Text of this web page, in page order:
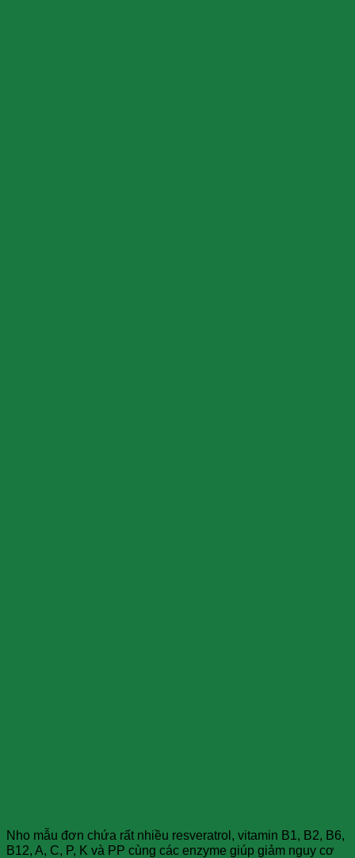
Nho mẫu đơn chứa rất nhiều resveratrol, vitamin B1, B2, B6,
B12, A, C, P, K và PP cùng các enzyme giúp giảm nguy cơ